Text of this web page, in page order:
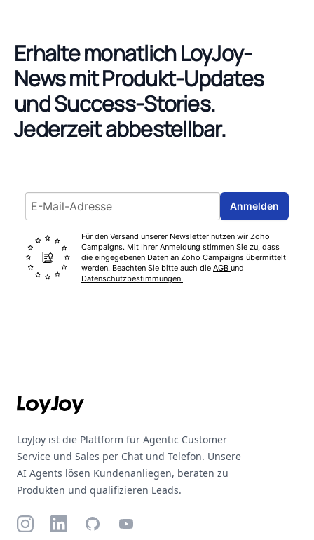
Erhalte monatlich LoyJoy-
News mit Produkt-Updates
und Success-Stories.
Jederzeit abbestellbar.
Email address Anmelden
Für den Versand unserer Newsletter nutzen wir Zoho
Campaigns. Mit Ihrer Anmeldung stimmen Sie zu, dass
die eingegebenen Daten an Zoho Campaigns übermittelt
werden. Beachten Sie bitte auch die AGB und
Datenschutzbestimmungen .
LoyJoy ist die Plattform für Agentic Customer
Service und Sales per Chat und Telefon. Unsere
AI Agents lösen Kundenanliegen, beraten zu
Produkten und qualifizieren Leads.
InstagramLinkedInGitHubYouTube